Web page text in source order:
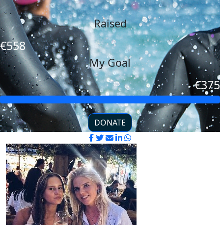
Raised
€558
My Goal
€375
DONATE